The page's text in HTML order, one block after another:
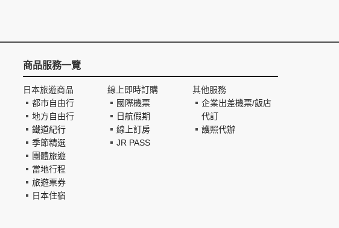
商品服務一覽
日本旅遊商品
都市自由行
地方自由行
鐵道紀行
季節精選
團體旅遊
當地行程
旅遊票券
日本住宿
線上即時訂購
國際機票
日航假期
線上訂房
JR PASS
其他服務
企業出差機票/飯店
代訂
護照代辦